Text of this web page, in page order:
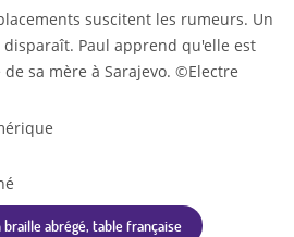
suscitent les rumeurs. Un
Paul apprend qu'elle est
sa mère à Sarajevo. ©Electre
abrégé, table française